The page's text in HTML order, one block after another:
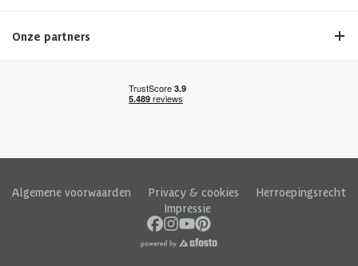
Onze partners
Algemene voorwaarden Privacy & cookies
Herroepingsrecht
Impressie